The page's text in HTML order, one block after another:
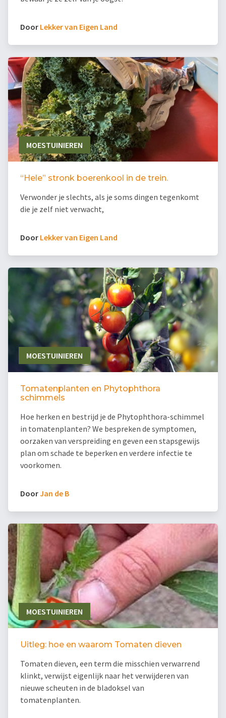
Door Lekker van Eigen Land
MOESTUINIEREN
“Hele” stronk boerenkool in de trein.
Verwonder je slechts, als je soms dingen tegenkomt
die je zelf niet verwacht,
Door Lekker van Eigen Land
MOESTUINIEREN
Tomatenplanten en Phytophthora
schimmels
Hoe herken en bestrijd je de Phytophthora-schimmel
in tomatenplanten? We bespreken de symptomen,
oorzaken van verspreiding en geven een stapsgewijs
plan om schade te beperken en verdere infectie te
voorkomen.
DoorJan de B
MOESTUINIEREN
Uitleg: hoe en waarom Tomaten dieven
Tomaten dieven, een term die misschien verwarrend
klinkt, verwijst eigenlijk naar het verwijderen van
nieuwe scheuten in de bladoksel van
tomatenplanten.